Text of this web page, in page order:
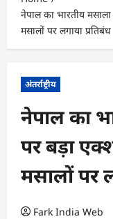
नेपाल का भारतीय
मसालों पर लगाया प्रतिबंध
अंतर्राष्ट्रीय
नेपाल का
पर बड़ा
मसालों पर
Fark India Web